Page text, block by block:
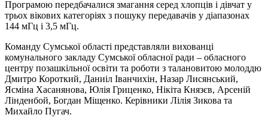
Програмою передбачалися змагання серед хлопців і дівчат у
трьох вікових категоріях з пошуку передавачів у діапазонах
144 мГц і 3,5 мГц.
Команду Сумської області представляли вихованці
комунального закладу Сумської обласної ради – обласного
центру позашкільної освіти та роботи з талановитою молоддю
Дмитро Короткий, Даниіл Іванчихін, Назар Лисянський,
Ясміна Хасанянова, Юлія Гриценко, Нікіта Князєв, Арсеній
Лінденбой, Богдан Міщенко. Керівники Лілія Зикова та
Михайло Пугач.